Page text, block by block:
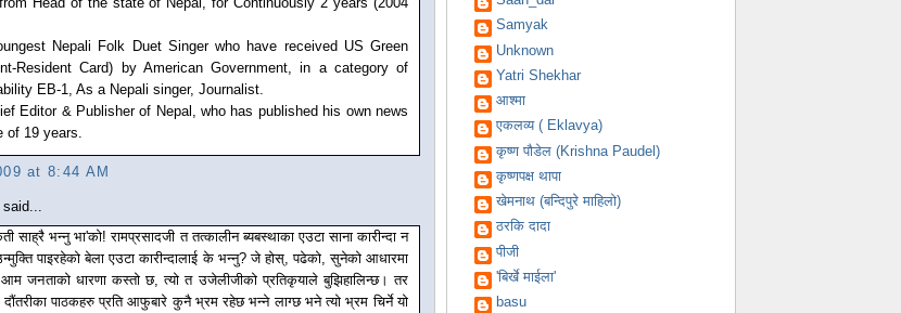
Nepali Folk Duet Singer who have received US Green
Resident Card) by American Government, in a category of
EB-1, As a Nepali singer, Journalist.
Editor & Publisher of Nepal, who has published his own news
of 19 years.
at 8:44 AM
said...
साह्रै भन्नु भा'को! रामप्रसादजी त तत्कालीन ब्यबस्थाका एउटा साना कारीन्दा न
पाइरहेको बेला एउटा कारीन्दालाई के भन्नु? जे होस्, पढेको, सुनेको आधारमा
आम जनताको धारणा कस्तो छ, त्यो त उजेलीजीको प्रतिकृयाले बुझिहालिन्छ। तर
पाठकहरु प्रति आफुबारे कुनै भ्रम रहेछ भन्ने लाग्छ भने त्यो भ्रम चिर्ने यो
Samyak
Unknown
Yatri Shekhar
आश्मा
एकलव्य ( Eklavya)
कृष्ण पौडेल (Krishna Paudel)
कृष्णपक्ष थापा
खेमनाथ (बन्दिपुरे माहिलो)
ठरकि दादा
पीजी
'बिर्खे माईला'
basu